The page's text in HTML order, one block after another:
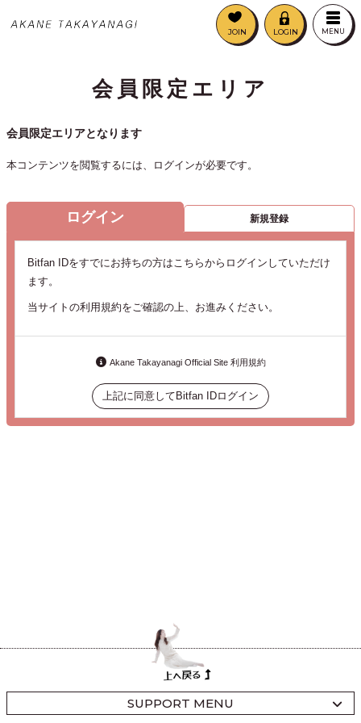
JOIN LOGIN MENU
会員限定エリア
会員限定エリアとなります
本コンテンツを閲覧するには、ログインが必要です。
ログイン 新規登録
Bitfan IDをすでにお持ちの方はこちらからログインしていただけ
ます。
当サイトの利用規約をご確認の上、お進みください。
Akane Takayanagi Official Site 利用規約
上記に同意してBitfan IDログイン
SUPPORT MENU